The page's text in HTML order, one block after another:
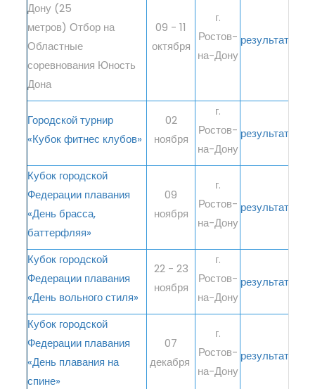
Дону (25
метров) Отбор на
Областные
соревнования Юность
Дона
09 - 11
октября
г.
Ростов-
на-Дону
результаты
Городской турнир
«Кубок фитнес клубов»
02
ноября
г.
Ростов-
на-Дону
результаты
Кубок городской
Федерации плавания
«День брасса,
баттерфляя»
09
ноября
г.
Ростов-
на-Дону
результаты
Кубок городской
Федерации плавания
«День вольного стиля»
22 - 23
ноября
г.
Ростов-
на-Дону
результаты
Кубок городской
Федерации плавания
«День плавания на
спине»
07
декабря
г.
Ростов-
на-Дону
результаты